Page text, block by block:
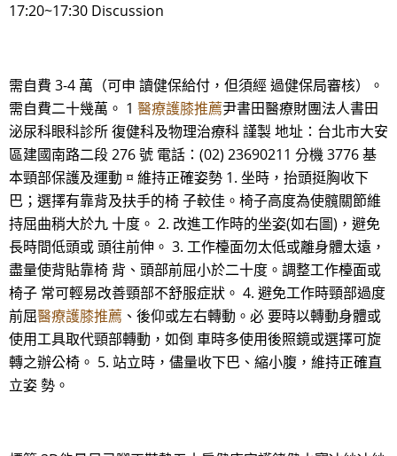
17:20~17:30 Discussion
需自費 3-4 萬（可申 讀健保給付，但須經 過健保局審核）。
需自費二十幾萬。 1 醫療護膝推薦尹書田醫療財團法人書田
泌尿科眼科診所 復健科及物理治療科 謹製 地址：台北市大安
區建國南路二段 276 號 電話：(02) 23690211 分機 3776 基
本頸部保護及運動 ¤ 維持正確姿勢 1. 坐時，抬頭挺胸收下
巴；選擇有靠背及扶手的椅 子較佳。椅子高度為使髖關節維
持屈曲稍大於九 十度。 2. 改進工作時的坐姿(如右圖)，避免
長時間低頭或 頭往前伸。 3. 工作檯面勿太低或離身體太遠，
盡量使背貼靠椅 背、頭部前屈小於二十度。調整工作檯面或
椅子 常可輕易改善頸部不舒服症狀。 4. 避免工作時頸部過度
前屈醫療護膝推薦 、後仰或左右轉動。必 要時以轉動身體或
使用工具取代頸部轉動，如倒 車時多使用後照鏡或選擇可旋
轉之辦公椅。 5. 站立時，儘量收下巴、縮小腹，維持正確直
立姿 勢。